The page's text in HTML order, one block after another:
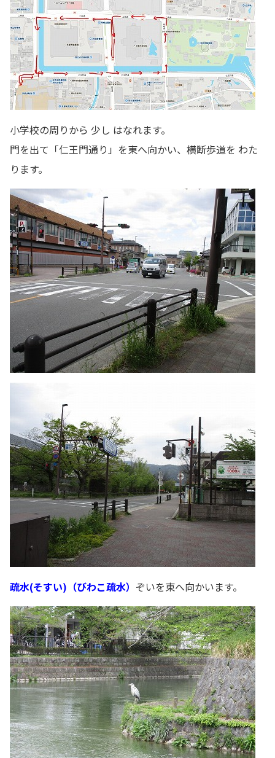
小学校の周りから 少し はなれます。
門を出て「仁王門通り」を東へ向かい、横断歩道を わた
ります。
疏水(そすい)（びわこ疏水） ぞいを東へ向かいます。